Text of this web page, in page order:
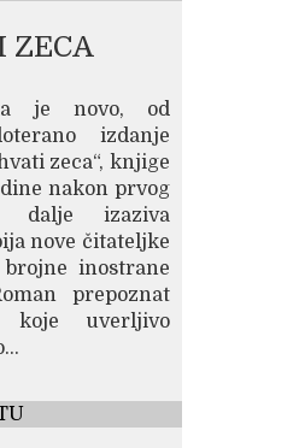
ZECA
je novo, od
izdanje
zeca“, knjige
nakon prvog
dalje izaziva
nove čitateljke
inostrane
prepoznat
koje uverljivo